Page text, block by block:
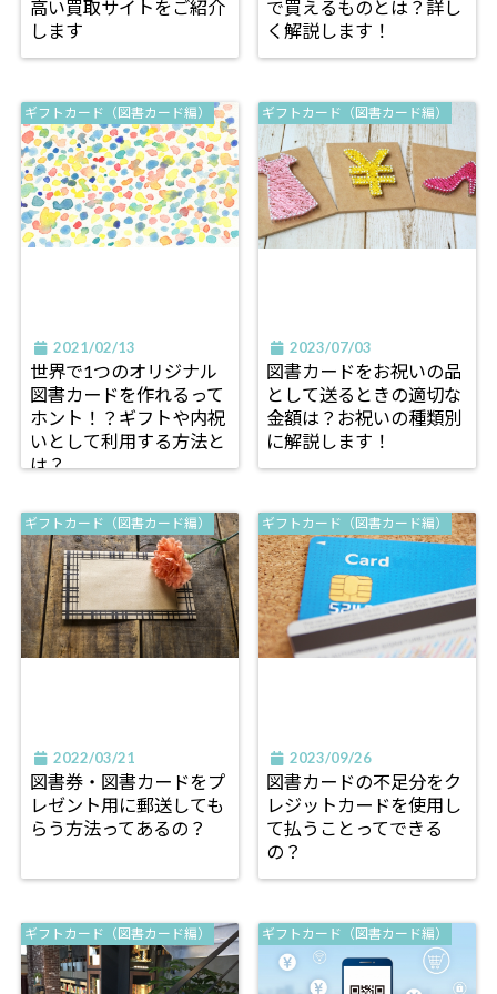
高い買取サイトをご紹介
します
で買えるものとは？詳し
く解説します！
ギフトカード（図書カード編）
2021/02/13
世界で1つのオリジナル
図書カードを作れるって
ホント！？ギフトや内祝
いとして利用する方法と
は？
ギフトカード（図書カード編）
2023/07/03
図書カードをお祝いの品
として送るときの適切な
金額は？お祝いの種類別
に解説します！
ギフトカード（図書カード編）
2022/03/21
図書券・図書カードをプ
レゼント用に郵送しても
らう方法ってあるの？
ギフトカード（図書カード編）
2023/09/26
図書カードの不足分をク
レジットカードを使用し
て払うことってできる
の？
ギフトカード（図書カード編） ギフトカード（図書カード編）